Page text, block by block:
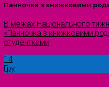
Панночка з книжковими
В межах Національного
«Панночка з книжковими
студентками
14
Гру